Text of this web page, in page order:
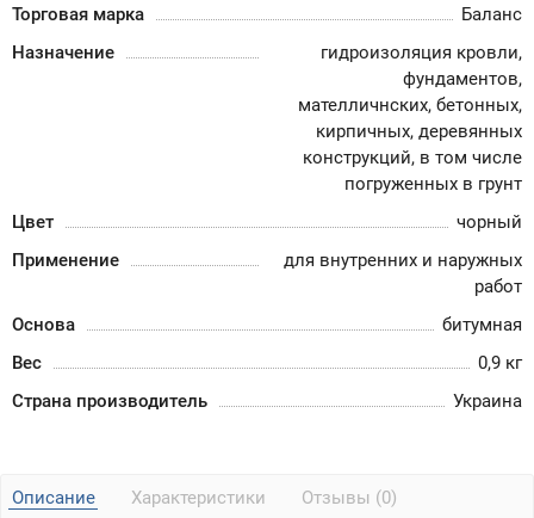
Торговая марка
Баланс
Назначение
гидроизоляция кровли,
фундаментов,
мателличнских, бетонных,
кирпичных, деревянных
конструкций, в том числе
погруженных в грунт
Цвет
чорный
Применение
для внутренних и наружных
работ
Основа
битумная
Вес
0,9 кг
Страна производитель
Украина
Описание Характеристики Отзывы (0)